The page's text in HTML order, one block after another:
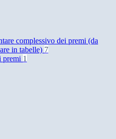
complessivo dei premi (da
in tabelle) 7
premi 1